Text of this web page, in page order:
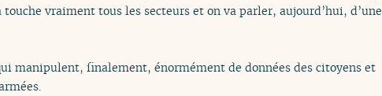
vraiment tous les secteurs et on va parler, aujourd’hui, d’une
manipulent, finalement, énormément de données des citoyens et